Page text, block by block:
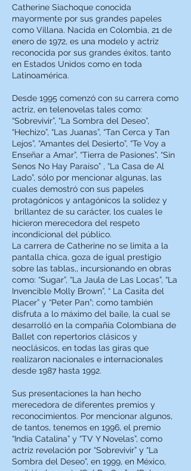
Catherine Siachoque conocida
mayormente por sus grandes papeles
como Villana. Nacida en Colombia, 21 de
enero de 1972, es una modelo y actriz
reconocida por sus grandes éxitos, tanto
en Estados Unidos como en toda
Latinoamérica.
Desde 1995 comenzó con su carrera como
actriz, en telenovelas tales como:
“Sobrevivir”, “La Sombra del Deseo”,
“Hechizo”, “Las Juanas”, “Tan Cerca y Tan
Lejos”, “Amantes del Desierto”, “Te Voy a
Enseñar a Amar”, “Tierra de Pasiones”, “Sin
Senos No Hay Paraíso” , “La Casa de Al
Lado”, sólo por mencionar algunas, las
cuales demostró con sus papeles
protagónicos y antagónicos la solidez y
brillantez de su carácter, los cuales le
hicieron merecedora del respeto
incondicional del público.
La carrera de Catherine no se limita a la
pantalla chica, goza de igual prestigio
sobre las tablas,, incursionando en obras
como: “Sugar”, “La Jaula de Las Locas”, “La
Invencible Molly Brown”, “ La Casita del
Placer” y “Peter Pan”; como también
disfruta a lo máximo del baile, la cual se
desarrolló en la compañía Colombiana de
Ballet con repertorios clásicos y
neoclásicos, en todas las giras que
realizaron nacionales e internacionales
desde 1987 hasta 1992.
Sus presentaciones la han hecho
merecedora de diferentes premios y
reconocimientos. Por mencionar algunos,
de tantos, tenemos en 1996, el premio
“India Catalina” y “TV Y Novelas”, como
actriz revelación por “Sobrevivir” y “La
Sombra del Deseo”, en 1999, en México,